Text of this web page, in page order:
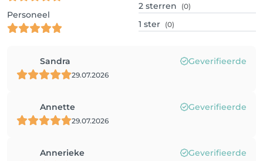
Personeel
2 sterren (0)
1 ster (0)
Sandra Geverifieerde
29.07.2026
Annette Geverifieerde
29.07.2026
Annerieke Geverifieerde